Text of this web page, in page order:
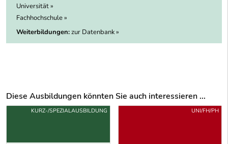
Universität »
Fachhochschule »
Weiterbildungen:zur Datenbank »
Diese Ausbildungen könnten Sie auch interessieren ...
Uber weitere Ausbildungsvorschläge
KURZ-/SPEZIALAUSBILDUNG UNI/FH/PH